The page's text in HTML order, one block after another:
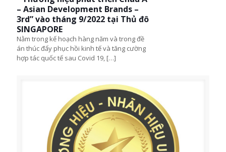
– Asian Development Brands –
3rd” vào tháng 9/2022 tại Thủ đô
SINGAPORE
Nằm trong kế hoạch hàng năm và trong đề
án thúc đẩy phục hồi kinh tế và tăng cường
hợp tác quốc tế sau Covid 19, […]